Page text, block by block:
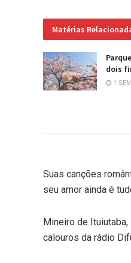
Matérias
dois
1
Suas canções
seu amor ainda é
Mineiro de
calouros da rádio